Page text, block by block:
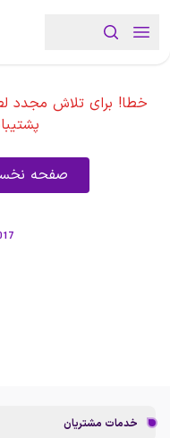
خطا! برای تلاش مجدد
صفحه
خدمات مشتریان